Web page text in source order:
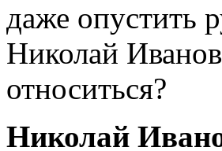
даже опустить
Николай
относиться?
Николай